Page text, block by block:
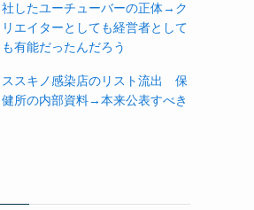
社したユーチューバーの正体→ク
リエイターとしても経営者として
も有能だったんだろう
ススキノ感染店のリスト流出 保
健所の内部資料→本来公表すべき